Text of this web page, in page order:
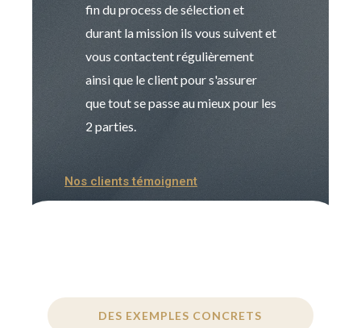
fin du process de sélection et
durant la mission ils vous suivent et
vous contactent régulièrement
ainsi que le client pour s'assurer
que tout se passe au mieux pour les
2 parties.
Nos clients témoignent
DES EXEMPLES CONCRETS